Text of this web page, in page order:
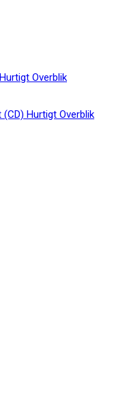
Hurtigt Overblik
Hurtigt Overblik